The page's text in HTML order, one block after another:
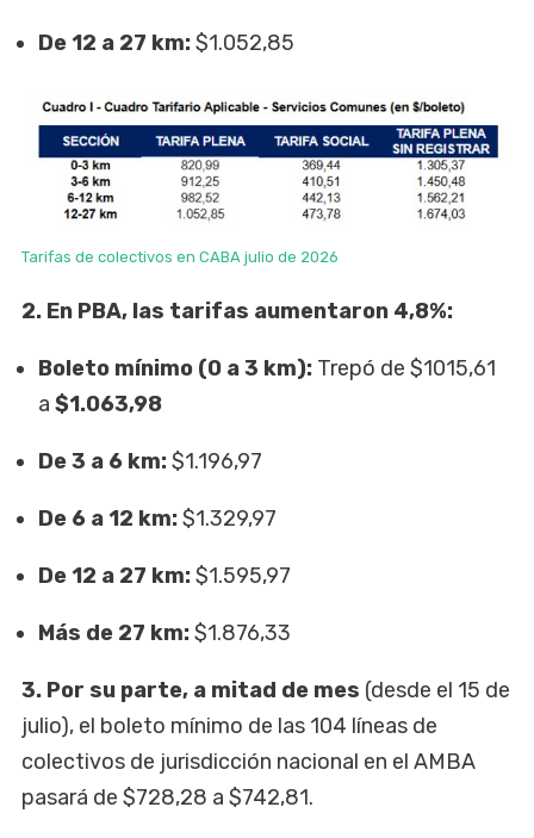
De 12 a 27 km:$1.052,85
Tarifas de colectivos en CABA julio de 2026
2. En PBA, las tarifas aumentaron 4,8%:
Boleto mínimo (0 a 3 km): Trepó de $1015,61
a$1.063,98
De 3 a 6 km:$1.196,97
De 6 a 12 km:$1.329,97
De 12 a 27 km:$1.595,97
Más de 27 km:$1.876,33
3. Por su parte, a mitad de mes (desde el 15 de
julio), el boleto mínimo de las 104 líneas de
colectivos de jurisdicción nacional en el AMBA
pasará de $728,28 a $742,81.